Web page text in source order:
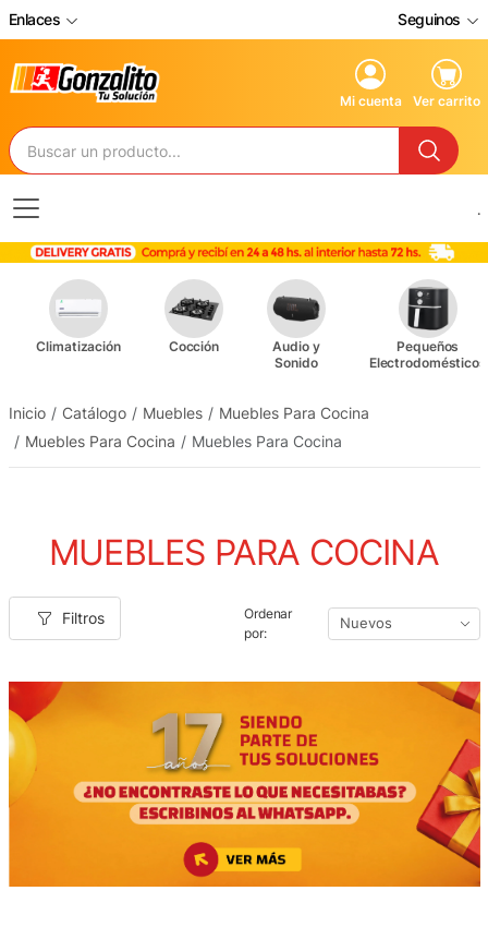
Enlaces Seguinos
Mi cuenta Ver carrito
.
Climatización Cocción
Audio y
Sonido
Pequeños
Electrodomésticos
Inicio Catálogo Muebles
Muebles Para Cocina
Muebles Para Cocina
Muebles Para Cocina
MUEBLES PARA COCINA
Filtros
Ordenar
por: